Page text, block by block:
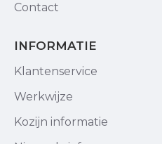
Contact
INFORMATIE
Klantenservice
Werkwijze
Kozijn informatie